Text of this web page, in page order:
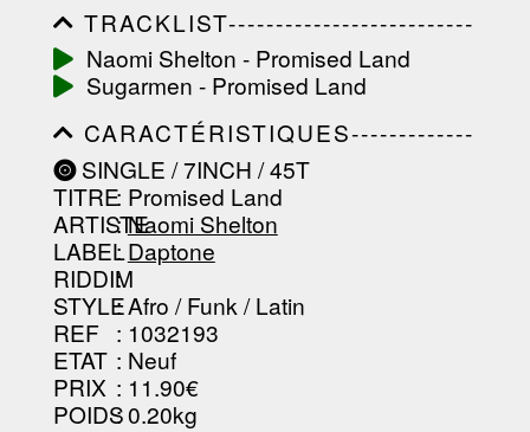
TRACKLIST--------------------------
-----------------------------------------
-----------------------------------------
-----------------------------------------
-------------------
Naomi Shelton - Promised Land
Sugarmen - Promised Land
CARACTÉRISTIQUES-------------
-----------------------------------------
-----------------------------------------
-----------------------------------------
-----------------------------------------
--------------------------------
SINGLE / 7INCH / 45T
TITRE: Promised Land
ARTISTE
:Naomi Shelton
LABEL
:Daptone
RIDDIM
:
STYLE: Afro / Funk / Latin
REF : 1032193
ETAT : Neuf
PRIX : 11.90€
POIDS: 0.20kg